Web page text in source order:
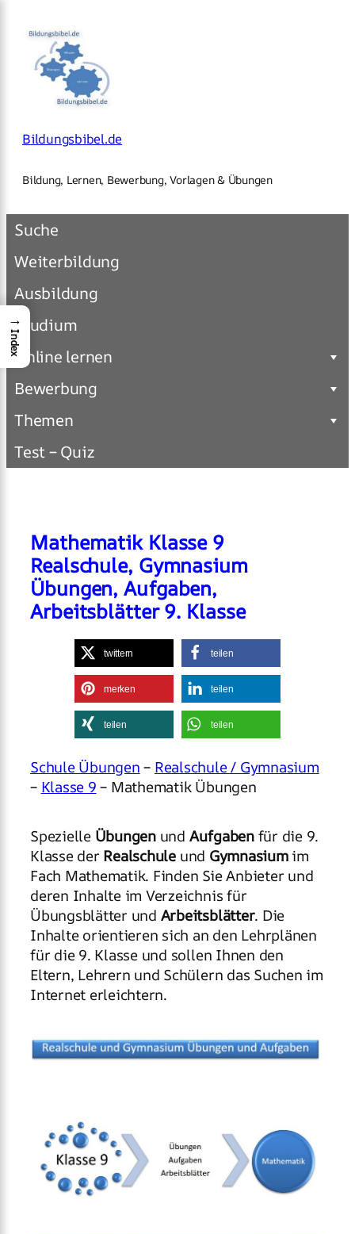
Inhalt
springen
Bildungsbibel.de
Bildung, Lernen, Bewerbung, Vorlagen & Übungen
Suche
Weiterbildung
Ausbildung
Studium
Online lernen
Bewerbung
Themen
Test – Quiz
Mathematik Klasse 9
Realschule, Gymnasium
Übungen, Aufgaben,
Arbeitsblätter 9. Klasse
twittern teilen
merken teilen
teilen teilen
Schule Übungen– Realschule / Gymnasium
– Klasse 9– Mathematik Übungen
Spezielle Übungenund Aufgabenfür die 9.
Klasse der Realschuleund Gymnasiumim
Fach Mathematik. Finden Sie Anbieter und
deren Inhalte im Verzeichnis für
Übungsblätter und Arbeitsblätter. Die
Inhalte orientieren sich an den Lehrplänen
für die 9. Klasse und sollen Ihnen den
Eltern, Lehrern und Schülern das Suchen im
Internet erleichtern.
→
Index